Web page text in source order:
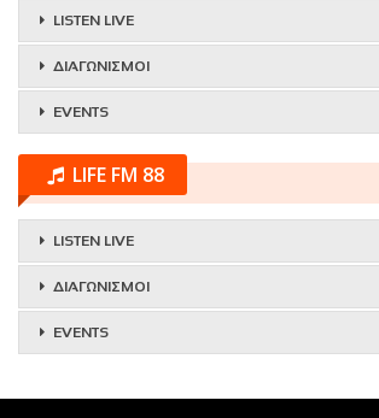
LISTEN LIVE
ΔΙΑΓΩΝΙΣΜΟΙ
EVENTS
LIFE FM 88
LISTEN LIVE
ΔΙΑΓΩΝΙΣΜΟΙ
EVENTS